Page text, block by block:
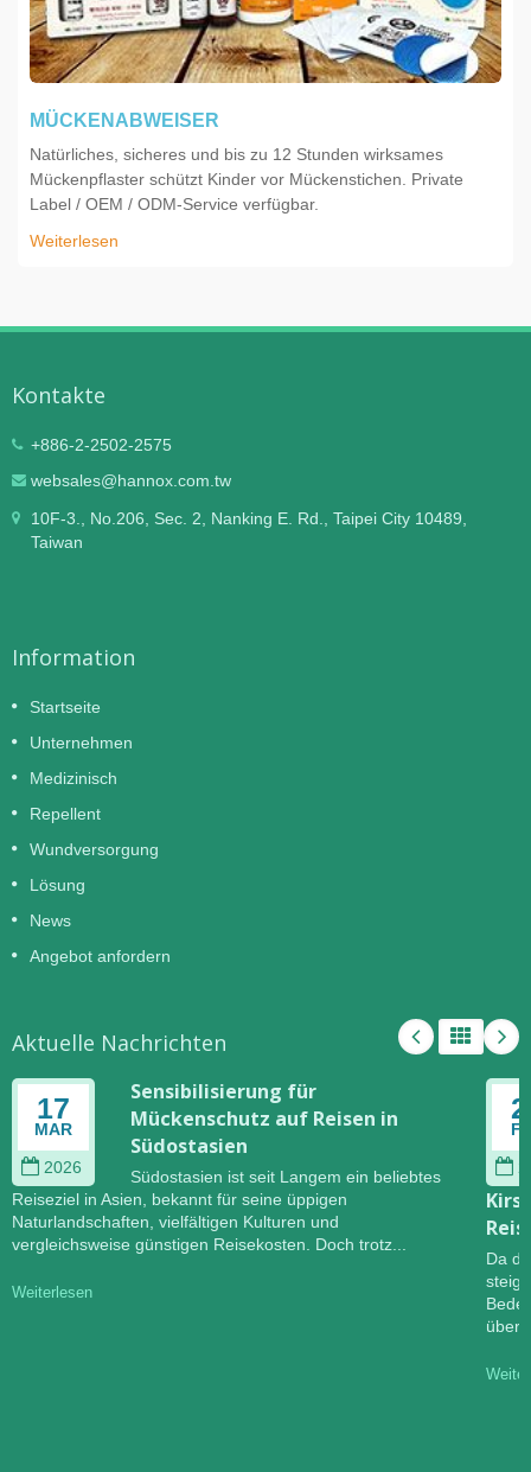
MÜCKENABWEISER
Natürliches, sicheres und bis zu 12 Stunden wirksames
Mückenpflaster schützt Kinder vor Mückenstichen. Private
Label / OEM / ODM-Service verfügbar.
Weiterlesen
Kontakte
+886-2-2502-2575
websales@hannox.com.tw
10F-3., No.206, Sec. 2, Nanking E. Rd., Taipei City 10489,
Taiwan
Information
Startseite
Unternehmen
Medizinisch
Repellent
Wundversorgung
Lösung
News
Angebot anfordern
Aktuelle Nachrichten
17
MAR
2026
Sensibilisierung für
Mückenschutz auf Reisen in
Südostasien
Südostasien ist seit Langem ein beliebtes
Reiseziel in Asien, bekannt für seine üppigen
Naturlandschaften, vielfältigen Kulturen und
vergleichsweise günstigen Reisekosten. Doch trotz...
Weiterlesen
Da